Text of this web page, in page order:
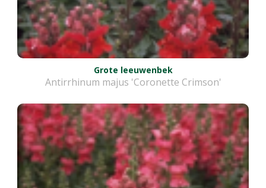
Grote leeuwenbek
Antirrhinum majus 'Coronette Crimson'